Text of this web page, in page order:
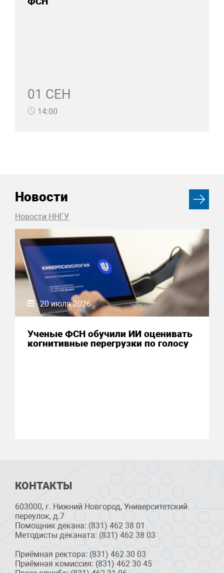
01 СЕН
14:00
Новости
Новости ННГУ
20 июля 2026
Ученые ФСН обучили ИИ оценивать
когнитивные перегрузки по голосу
КОНТАКТЫ
603000, г. Нижний Новгород, Университетский
переулок, д.7
Помощник декана: (831) 462 38 01
Методисты деканата: (831) 462 38 03
Приёмная ректора: (831) 462 30 03
Приёмная комиссия: (831) 462 30 45